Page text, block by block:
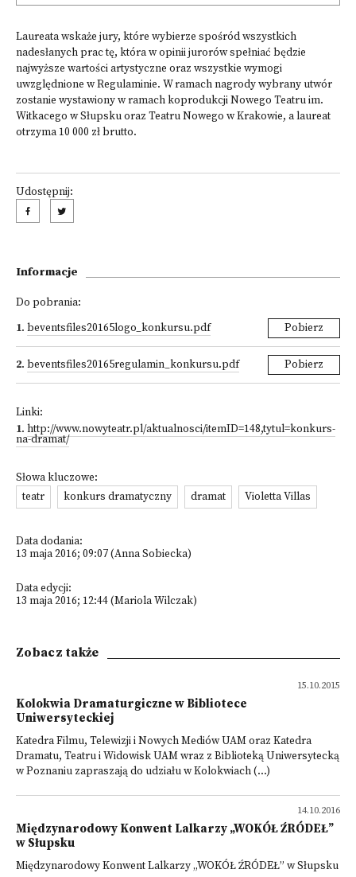
Laureata wskaże jury, które wybierze spośród wszystkich
nadesłanych prac tę, która w opinii jurorów spełniać będzie
najwyższe wartości artystyczne oraz wszystkie wymogi
uwzględnione w Regulaminie. W ramach nagrody wybrany utwór
zostanie wystawiony w ramach koprodukcji Nowego Teatru im.
Witkacego w Słupsku oraz Teatru Nowego w Krakowie, a laureat
otrzyma 10 000 zł brutto.
Udostępnij:
Informacje
Do pobrania:
1. beventsfiles20165logo_konkursu.pdf Pobierz
2. beventsfiles20165regulamin_konkursu.pdf Pobierz
Linki:
1. http://www.nowyteatr.pl/aktualnosci/itemID=148,tytul=konkurs-
na-dramat/
Słowa kluczowe:
teatr
konkurs dramatyczny dramat Violetta Villas
Data dodania:
13 maja 2016; 09:07 (Anna Sobiecka)
Data edycji:
13 maja 2016; 12:44 (Mariola Wilczak)
Zobacz także
15.10.2015
Kolokwia Dramaturgiczne w Bibliotece
Uniwersyteckiej
Katedra Filmu, Telewizji i Nowych Mediów UAM oraz Katedra
Dramatu, Teatru i Widowisk UAM wraz z Biblioteką Uniwersytecką
w Poznaniu zapraszają do udziału w Kolokwiach (...)
14.10.2016
Międzynarodowy Konwent Lalkarzy „WOKÓŁ ŹRÓDEŁ”
w Słupsku
Międzynarodowy Konwent Lalkarzy „WOKÓŁ ŹRÓDEŁ” w Słupsku